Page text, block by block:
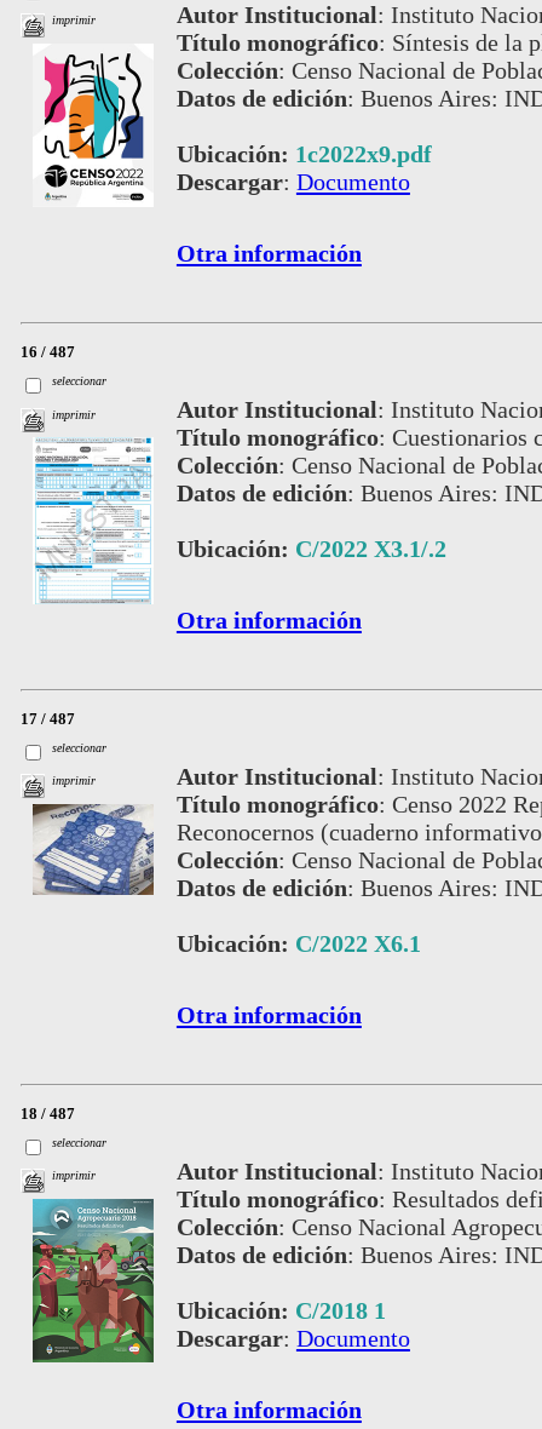
imprimir Autor Institucional: Instituto
Título monográfico: Síntesis de la
Colección: Censo Nacional de
Datos de edición: Buenos Aires:
Ubicación: 1c2022x9.pdf
Descargar: Documento
Otra información
16 / 487
seleccionar
imprimir Autor Institucional: Instituto
Título monográfico: Cuestionarios
Colección: Censo Nacional de
Datos de edición: Buenos Aires:
Ubicación: C/2022 X3.1/.2
Otra información
17 / 487
seleccionar
imprimir Autor Institucional: Instituto
Título monográfico: Censo 2022
Reconocernos (cuaderno
Colección: Censo Nacional de
Datos de edición: Buenos Aires:
Ubicación: C/2022 X6.1
Otra información
18 / 487
seleccionar
imprimir Autor Institucional: Instituto
Título monográfico: Resultados
Colección: Censo Nacional
Datos de edición: Buenos Aires:
Ubicación: C/2018 1
Descargar: Documento
Otra información